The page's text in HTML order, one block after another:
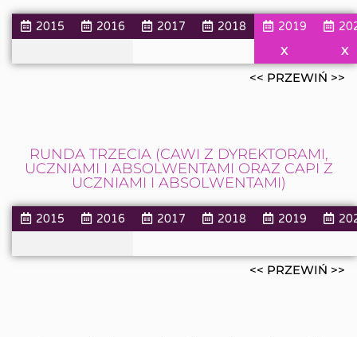
2015 2016 2017 2018 2019
X X
<< PRZEWIŃ >>
RUNDA TRZECIA (CAWI Z DYREKTORAMI,
UCZNIAMI I ABSOLWENTAMI ORAZ CAPI Z
UCZNIAMI I ABSOLWENTAMI)
2015 2016 2017 2018 2019
<< PRZEWIŃ >>